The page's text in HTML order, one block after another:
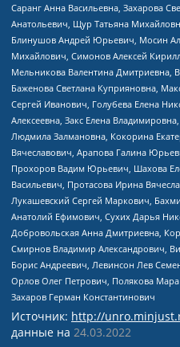
Саранг Анна Васильевна, Захарова
Анатольевич, Щур Татьяна
Блинушов Андрей Юрьевич, Мосин
Михайлович, Симонов Алексей
Мельникова Валентина Дмитриевна,
Баженова Светлана Куприяновна,
Сергей Иванович, Голубева Елена
Алексеевна, Закс Елена
Людмила Залмановна, Кокорина
Вячеславович, Арапова Галина
Прохоров Вадим Юрьевич, Шахова
Васильевич, Протасова Ирина
Лукашевский Сергей Маркович,
Анатолий Ефимович, Сухих Дарья
Добровольская Анна Дмитриевна,
Смирнов Владимир Александрович,
Борис Андреевич, Левинсон Лев
Орлов Олег Петрович, Полякова
Захаров Герман Константинович
Источник: http://
данные на 24.03.2022